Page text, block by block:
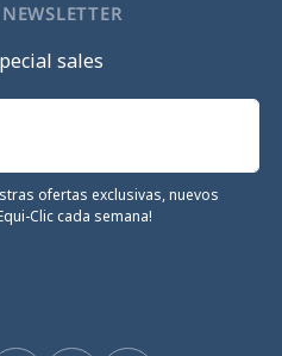
sales
ofertas exclusivas, nuevos
Clic cada semana!